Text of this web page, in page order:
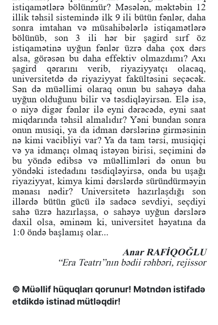
istiqamətlərə bölünmür? Məsələn, məktəbin 12
illik təhsil sistemində ilk 9 ili bütün fənlər, daha
sonra imtahan və müsahibələrlə istiqamətlərə
bölünüb, son 3 ili hər bir şagird sırf öz
istiqamətinə uyğun fənlər üzrə daha çox dərs
alsa, görəsən bu daha effektiv olmazdımı? Axı
şagird qərarını verib, riyaziyyatçı olacaq,
universitetdə də riyaziyyat fakültəsini seçəcək.
Sən də müəllimi olaraq onun bu sahəyə daha
uyğun olduğunu bilir və təsdiqləyirsən. Elə isə,
o niyə digər fənlər ilə eyni dərəcədə, eyni saat
miqdarında təhsil almalıdır? Yəni bundan sonra
onun musiqi, ya da idman dərslərinə girməsinin
nə kimi vacibliyi var? Ya da tam tərsi, musiqiçi
və ya idmançı olmaq istəyən birisi, seçimini də
bu yöndə edibsə və müəllimləri də onun bu
yöndəki istedadını təsdiqləyirsə, onda bu uşağı
riyaziyyat, kimya kimi dərslərdə süründürməyin
mənası nədir? Universitetə hazırlaşdığı son
illərdə bütün gücü ilə sadəcə sevdiyi, seçdiyi
sahə üzrə hazırlaşsa, o sahəyə uyğun dərslərə
daxil olsa, əminəm ki, universitet həyatına da
1:0 öndə başlamış olar...
Anar RAFİQOĞLU
“Era Teatrı”nın bədii rəhbəri, rejissor
© Müəllif hüquqları qorunur! Mətndən istifadə
etdikdə istinad mütləqdir!